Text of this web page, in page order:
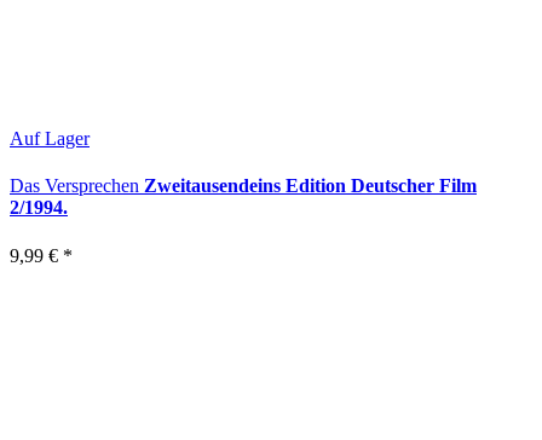
Auf Lager
Das Versprechen Zweitausendeins Edition Deutscher Film
2/1994.
9,99 € *